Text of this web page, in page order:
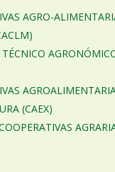
AGRO-
(CAEX)